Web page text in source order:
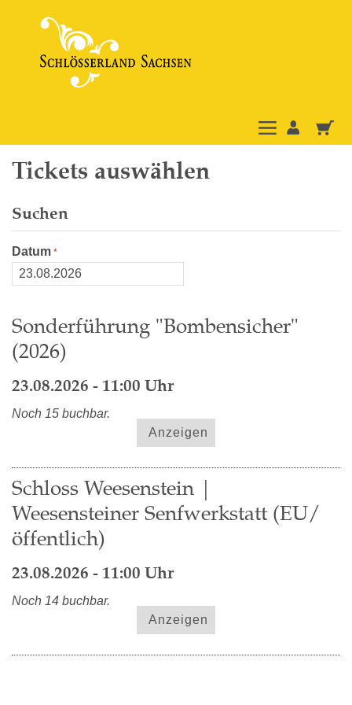
Tickets auswählen
Suchen
Datum
Sonderführung "Bombensicher"
(2026)
23.08.2026 - 11:00 Uhr
Noch 15 buchbar.
Anzeigen
Schloss Weesenstein |
Weesensteiner Senfwerkstatt (EU/
öffentlich)
23.08.2026 - 11:00 Uhr
Noch 14 buchbar.
Anzeigen